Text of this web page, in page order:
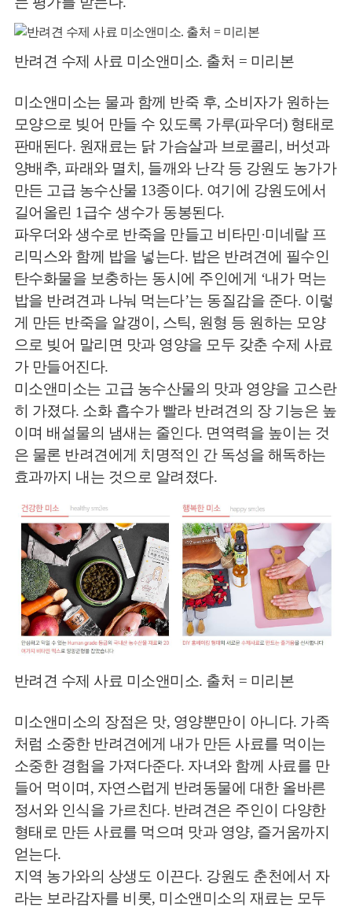
반려견 수제 사료 미소앤미소. 출처 = 미리본
미소앤미소는 물과 함께 반죽 후, 소비자가 원하는
모양으로 빚어 만들 수 있도록 가루(파우더) 형태로
판매된다. 원재료는 닭 가슴살과 브로콜리, 버섯과
양배추, 파래와 멸치, 들깨와 난각 등 강원도 농가가
만든 고급 농수산물 13종이다. 여기에 강원도에서
길어올린 1급수 생수가 동봉된다.
파우더와 생수로 반죽을 만들고 비타민·미네랄 프
리믹스와 함께 밥을 넣는다. 밥은 반려견에 필수인
탄수화물을 보충하는 동시에 주인에게 ‘내가 먹는
밥을 반려견과 나눠 먹는다’는 동질감을 준다. 이렇
게 만든 반죽을 알갱이, 스틱, 원형 등 원하는 모양
으로 빚어 말리면 맛과 영양을 모두 갖춘 수제 사료
가 만들어진다.
미소앤미소는 고급 농수산물의 맛과 영양을 고스란
히 가졌다. 소화 흡수가 빨라 반려견의 장 기능은 높
이며 배설물의 냄새는 줄인다. 면역력을 높이는 것
은 물론 반려견에게 치명적인 간 독성을 해독하는
효과까지 내는 것으로 알려졌다.
반려견 수제 사료 미소앤미소. 출처 = 미리본
미소앤미소의 장점은 맛, 영양뿐만이 아니다. 가족
처럼 소중한 반려견에게 내가 만든 사료를 먹이는
소중한 경험을 가져다준다. 자녀와 함께 사료를 만
들어 먹이며, 자연스럽게 반려동물에 대한 올바른
정서와 인식을 가르친다. 반려견은 주인이 다양한
형태로 만든 사료를 먹으며 맛과 영양, 즐거움까지
얻는다.
지역 농가와의 상생도 이끈다. 강원도 춘천에서 자
라는 보라감자를 비롯, 미소앤미소의 재료는 모두